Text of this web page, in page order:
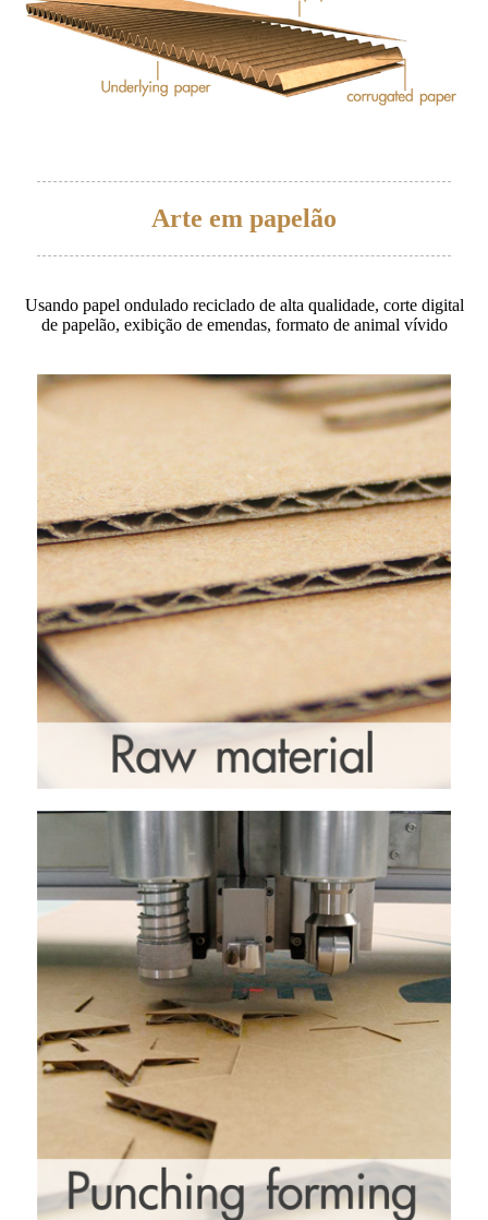
Arte em papelão
Usando papel ondulado reciclado de alta qualidade, corte digital
de papelão, exibição de emendas, formato de animal vívido